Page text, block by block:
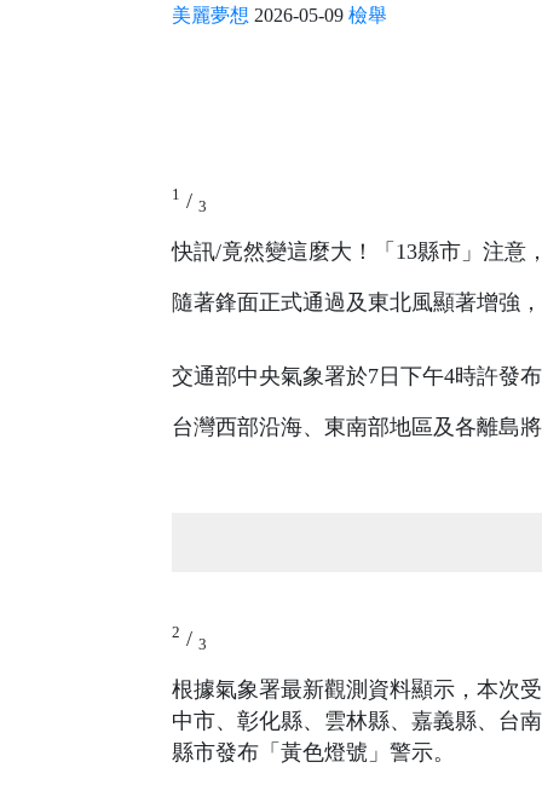
美麗夢想 2026-05-09 檢舉
1 / 3
快訊/竟然變這麼大！「13縣市」注意
隨著鋒面正式通過及東北風顯著增強
交通部中央氣象署於7日下午4時許發
台灣西部沿海、東南部地區及各離島
2 / 3
根據氣象署最新觀測資料顯示，本次
中市、彰化縣、雲林縣、嘉義縣、台
縣市發布「黃色燈號」警示。